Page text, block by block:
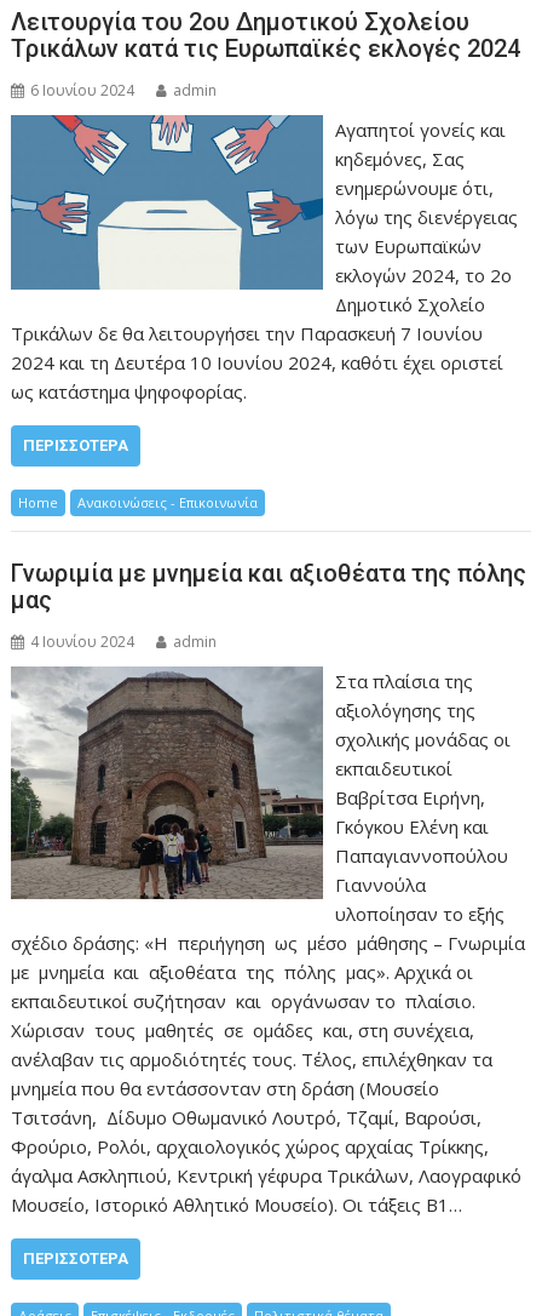
Λειτουργία του 2ου Δημοτικού Σχολείου
Τρικάλων κατά τις Ευρωπαϊκές εκλογές 2024
6 Ιουνίου 2024 admin
Αγαπητοί γονείς και
κηδεμόνες, Σας
ενημερώνουμε ότι,
λόγω της διενέργειας
των Ευρωπαϊκών
εκλογών 2024, το 2ο
Δημοτικό Σχολείο
Τρικάλων δε θα λειτουργήσει την Παρασκευή 7 Ιουνίου
2024 και τη Δευτέρα 10 Ιουνίου 2024, καθότι έχει οριστεί
ως κατάστημα ψηφοφορίας.
ΠΕΡΙΣΣΌΤΕΡΑ
Home Ανακοινώσεις - Επικοινωνία
Γνωριμία με μνημεία και αξιοθέατα της πόλης
μας
4 Ιουνίου 2024 admin
Στα πλαίσια της
αξιολόγησης της
σχολικής μονάδας οι
εκπαιδευτικοί
Βαβρίτσα Ειρήνη,
Γκόγκου Ελένη και
Παπαγιαννοπούλου
Γιαννούλα
υλοποίησαν το εξής
σχέδιο δράσης: «Η περιήγηση ως μέσο μάθησης – Γνωριμία
με μνημεία και αξιοθέατα της πόλης μας». Αρχικά οι
εκπαιδευτικοί συζήτησαν και οργάνωσαν το πλαίσιο.
Χώρισαν τους μαθητές σε ομάδες και, στη συνέχεια,
ανέλαβαν τις αρμοδιότητές τους. Τέλος, επιλέχθηκαν τα
μνημεία που θα εντάσσονταν στη δράση (Μουσείο
Τσιτσάνη, Δίδυμο Οθωμανικό Λουτρό, Τζαμί, Βαρούσι,
Φρούριο, Ρολόι, αρχαιολογικός χώρος αρχαίας Τρίκκης,
άγαλμα Ασκληπιού, Κεντρική γέφυρα Τρικάλων, Λαογραφικό
Μουσείο, Ιστορικό Αθλητικό Μουσείο). Οι τάξεις Β1…
ΠΕΡΙΣΣΌΤΕΡΑ